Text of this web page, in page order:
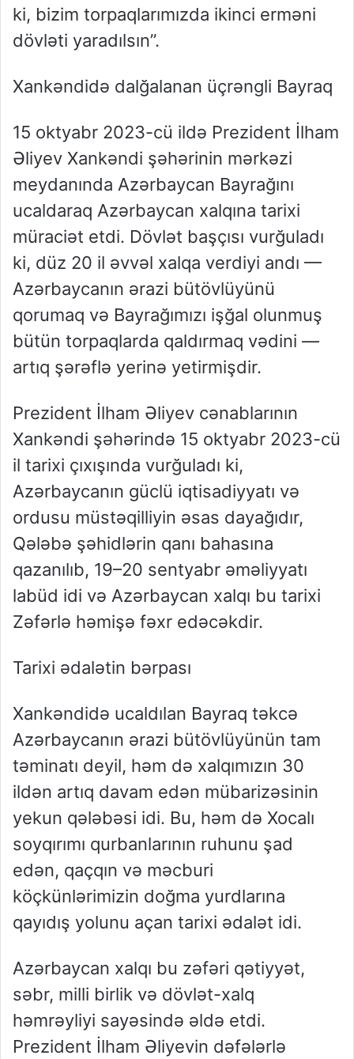
ki, bizim torpaqlarımızda ikinci erməni
dövləti yaradılsın”.
Xankəndidə dalğalanan üçrəngli Bayraq
15 oktyabr 2023-cü ildə Prezident İlham
Əliyev Xankəndi şəhərinin mərkəzi
meydanında Azərbaycan Bayrağını
ucaldaraq Azərbaycan xalqına tarixi
müraciət etdi. Dövlət başçısı vurğuladı
ki, düz 20 il əvvəl xalqa verdiyi andı —
Azərbaycanın ərazi bütövlüyünü
qorumaq və Bayrağımızı işğal olunmuş
bütün torpaqlarda qaldırmaq vədini —
artıq şərəflə yerinə yetirmişdir.
Prezident İlham Əliyev cənablarının
Xankəndi şəhərində 15 oktyabr 2023-cü
il tarixi çıxışında vurğuladı ki,
Azərbaycanın güclü iqtisadiyyatı və
ordusu müstəqilliyin əsas dayağıdır,
Qələbə şəhidlərin qanı bahasına
qazanılıb, 19–20 sentyabr əməliyyatı
labüd idi və Azərbaycan xalqı bu tarixi
Zəfərlə həmişə fəxr edəcəkdir.
Tarixi ədalətin bərpası
Xankəndidə ucaldılan Bayraq təkcə
Azərbaycanın ərazi bütövlüyünün tam
təminatı deyil, həm də xalqımızın 30
ildən artıq davam edən mübarizəsinin
yekun qələbəsi idi. Bu, həm də Xocalı
soyqırımı qurbanlarının ruhunu şad
edən, qaçqın və məcburi
köçkünlərimizin doğma yurdlarına
qayıdış yolunu açan tarixi ədalət idi.
Azərbaycan xalqı bu zəfəri qətiyyət,
səbr, milli birlik və dövlət-xalq
həmrəyliyi sayəsində əldə etdi.
Prezident İlham Əliyevin dəfələrlə